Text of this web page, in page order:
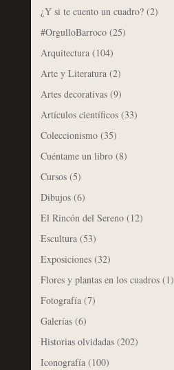
¿Y si te cuento un cuadro?(2)
#OrgulloBarroco(25)
Arquitectura(104)
Arte y Literatura(2)
Artes decorativas(9)
Artículos científicos(33)
Coleccionismo(35)
Cuéntame un libro(8)
Cursos(5)
Dibujos(6)
El Rincón del Sereno(12)
Escultura(53)
Exposiciones(32)
Flores y plantas en los cuadros(1)
Fotografía(7)
Galerías(6)
Historias olvidadas(202)
Iconografía(100)